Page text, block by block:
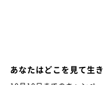
あなたはどこを見て生